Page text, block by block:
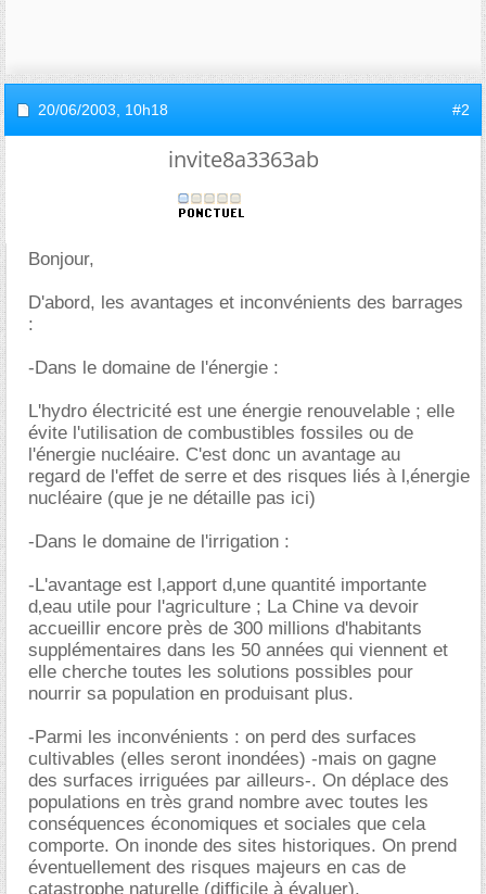
20/06/2003, 10h18 #2
invite8a3363ab
Bonjour,
D'abord, les avantages et inconvénients des barrages
:
-Dans le domaine de l'énergie :
L'hydro électricité est une énergie renouvelable ; elle
évite l'utilisation de combustibles fossiles ou de
l'énergie nucléaire. C'est donc un avantage au
regard de l'effet de serre et des risques liés à l‚énergie
nucléaire (que je ne détaille pas ici)
-Dans le domaine de l'irrigation :
-L'avantage est l‚apport d‚une quantité importante
d‚eau utile pour l'agriculture ; La Chine va devoir
accueillir encore près de 300 millions d'habitants
supplémentaires dans les 50 années qui viennent et
elle cherche toutes les solutions possibles pour
nourrir sa population en produisant plus.
-Parmi les inconvénients : on perd des surfaces
cultivables (elles seront inondées) -mais on gagne
des surfaces irriguées par ailleurs-. On déplace des
populations en très grand nombre avec toutes les
conséquences économiques et sociales que cela
comporte. On inonde des sites historiques. On prend
éventuellement des risques majeurs en cas de
catastrophe naturelle (difficile à évaluer).